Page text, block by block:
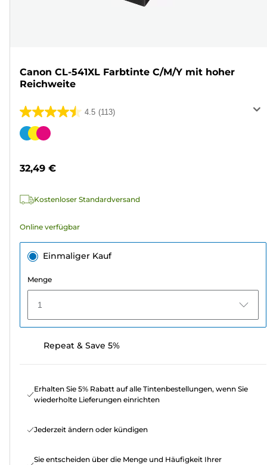
Canon CL-541XL Farbtinte C/M/Y mit hoher
Reichweite
4.5 (113)
4.5
von
113
Farbpatrone
32,49 €
Kostenloser Standardversand
Online verfügbar
Einmaliger Kauf
Menge
1
Repeat & Save 5%
Erhalten Sie 5% Rabatt auf alle Tintenbestellungen, wenn Sie
wiederholte Lieferungen einrichten
Jederzeit ändern oder kündigen
Sie entscheiden über die Menge und Häufigkeit Ihrer